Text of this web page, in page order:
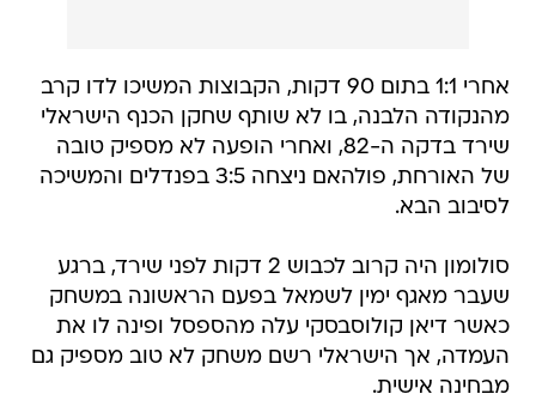
אחרי 1:1 בתום 90 דקות, הקבוצות המשיכו לדו קרב
מהנקודה הלבנה, בו לא שותף שחקן הכנף הישראלי
שירד בדקה ה-82, ואחרי הופעה לא מספיק טובה
של האורחת, פולהאם ניצחה 3:5 בפנדלים והמשיכה
לסיבוב הבא.
סולומון היה קרוב לכבוש 2 דקות לפני שירד, ברגע
שעבר מאגף ימין לשמאל בפעם הראשונה במשחק
כאשר דיאן קולוסבסקי עלה מהספסל ופינה לו את
העמדה, אך הישראלי רשם משחק לא טוב מספיק גם
מבחינה אישית.